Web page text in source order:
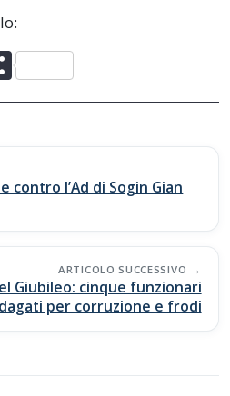
C
o
di
vi
contro l’Ad di Sogin Gian
ARTICOLO SUCCESSIVO
Giubileo: cinque funzionari
per corruzione e frodi